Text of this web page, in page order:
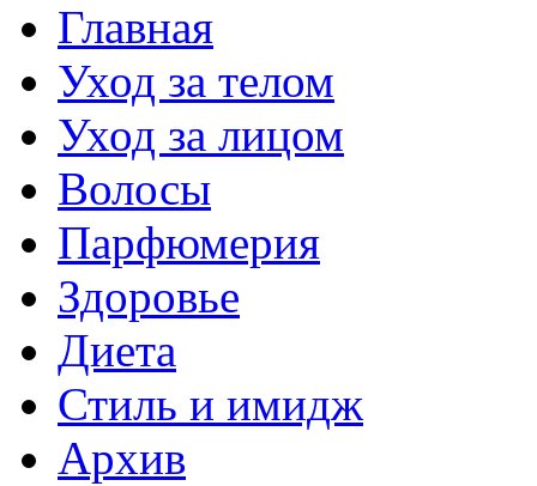
Главная
Уход за телом
Уход за лицом
Волосы
Парфюмерия
Здоровье
Диета
Стиль и имидж
Архив